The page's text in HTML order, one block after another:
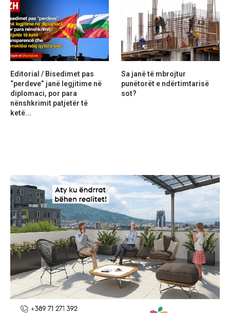
Editorial / Bisedimet pas
“perdeve” janë legjitime në
diplomaci, por para
nënshkrimit patjetër të
ketë...
Sa janë të mbrojtur
punëtorët e ndërtimtarisë
sot?